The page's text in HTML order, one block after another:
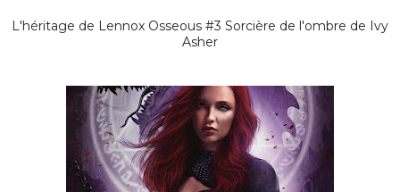
L'héritage de Lennox Osseous #3 Sorcière de l'ombre de Ivy
Asher